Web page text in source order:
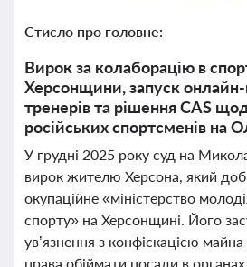
Стисло про головне:
Вирок за колаборацію в
Херсонщини, запуск
тренерів та рішення CAS
російських спортсменів на
У грудні 2025 року суд на
вирок жителю Херсона, який
окупаційне «міністерство
спорту» на Херсонщині. Його
ув’язнення з конфіскацією
права обіймати посади в